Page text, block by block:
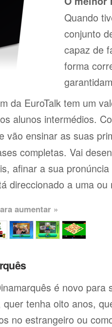
Quando
conjunto
capaz de
forma
da EuroTalk tem um
alunos intermédios.
vão ensinar as suas
completas. Vai
afinar a sua
direccionado a uma
aumentar »
é novo para
quer tenha oito anos,
no estrangeiro ou